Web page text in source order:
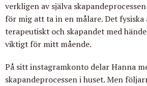
verkligen av själva
för mig att ta in en målare. Det
terapeutiskt och skapandet med
viktigt för mitt mående.
På sitt instagramkonto delar Hanna
skapandeprocessen i huset. Men